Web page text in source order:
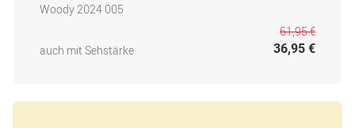
Woody 2024 005
auch mit Sehstärke
61,95 €
36,95 €